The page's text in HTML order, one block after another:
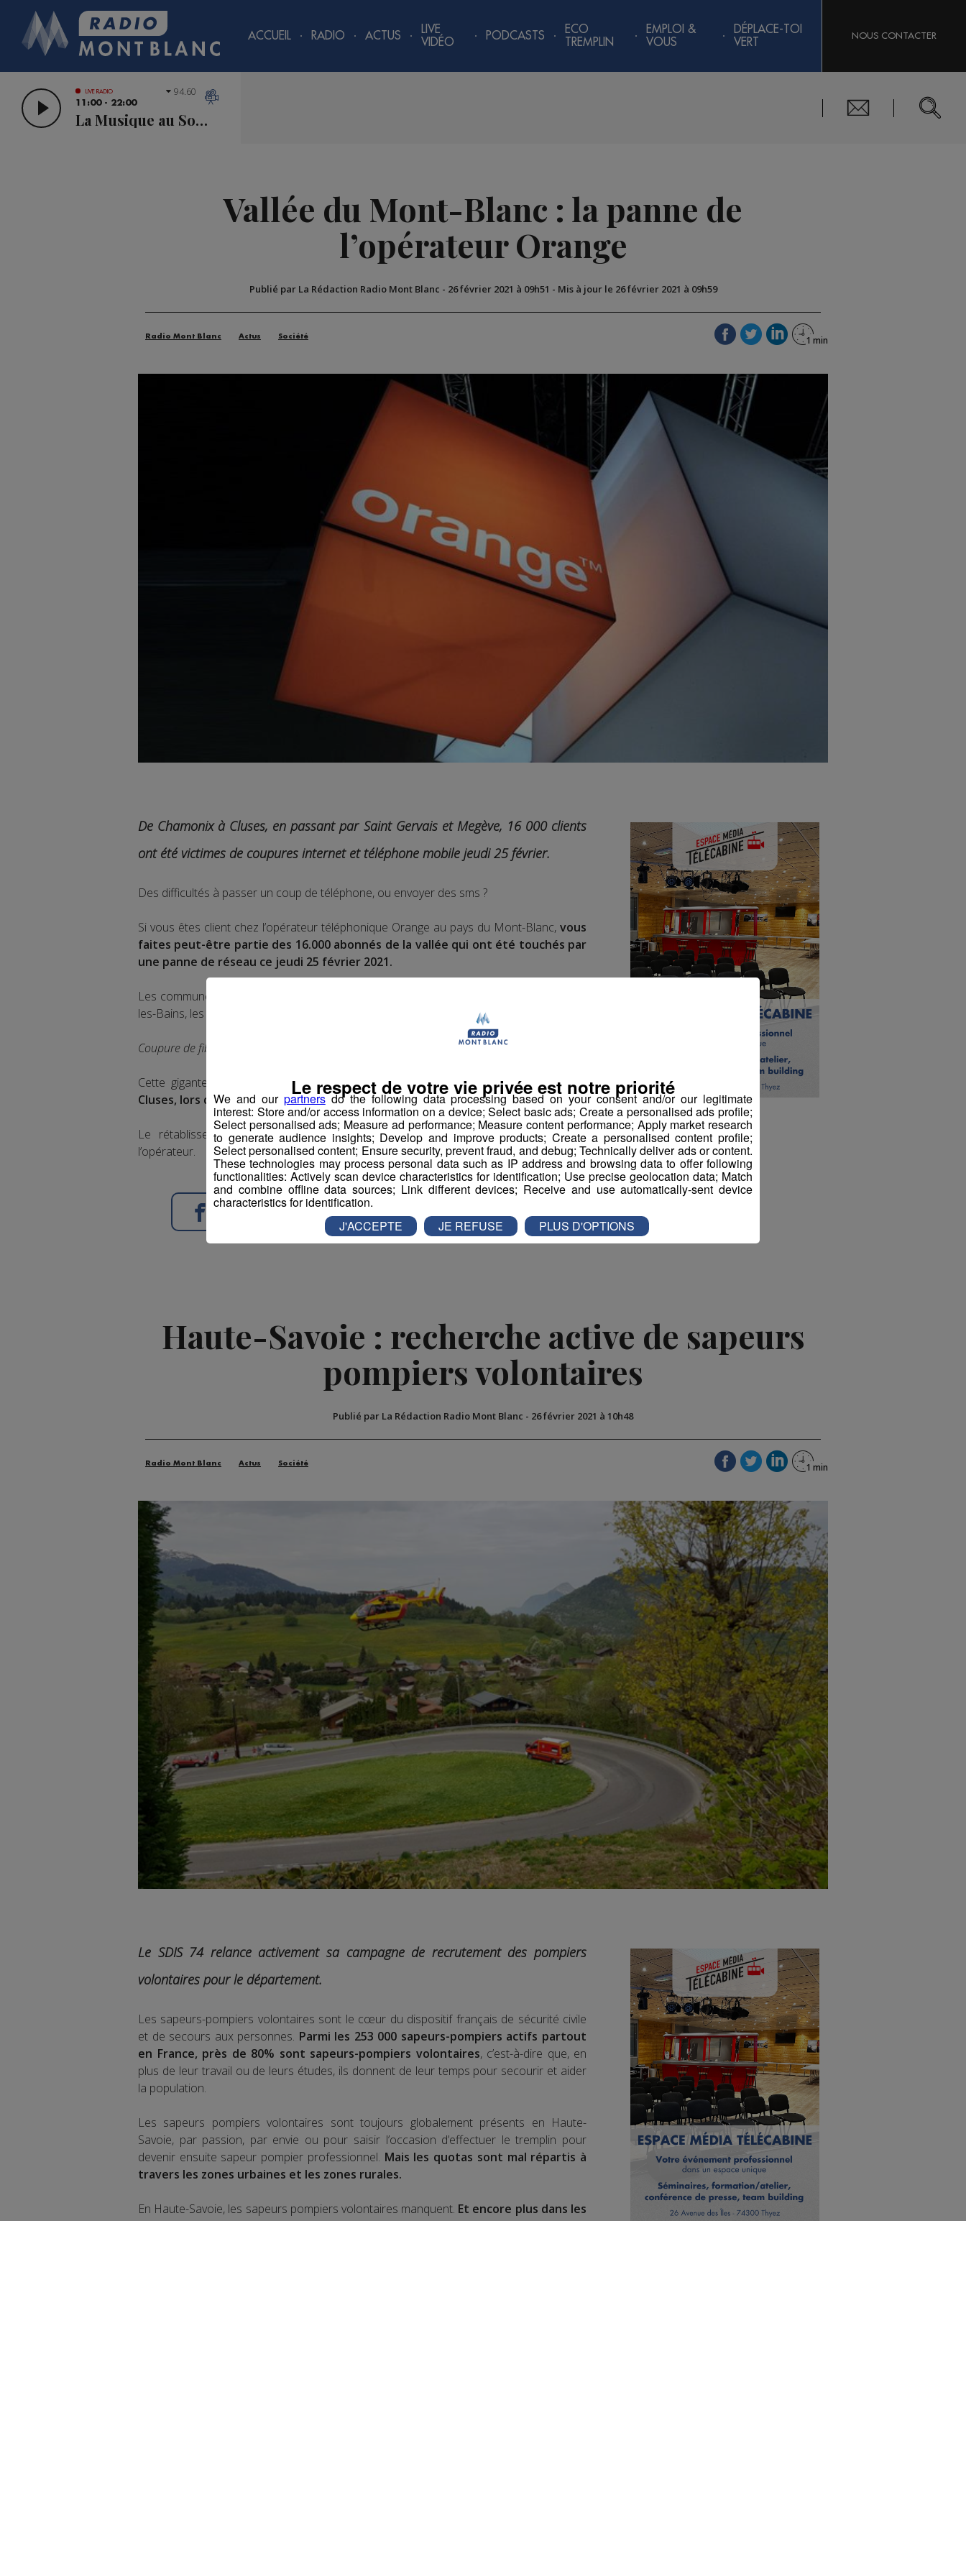
ACCUEIL RADIO ACTUS
LIVE
VIDÉO
PODCASTS
ECO
TREMPLIN
EMPLOI &
VOUS
DÉPLACE-TOI
VERT
NOUS CONTACTER
LIVE RADIO
11:00 - 22:00
La Musique au Sommet
94.60
Vallée du Mont-Blanc : la panne de
l’opérateur Orange
Publié par La Rédaction Radio Mont Blanc - 26 février 2021 à 09h51 - Mis à jour le 26 février 2021 à 09h59
Radio Mont Blanc Actus Société
De Chamonix à Cluses, en passant par Saint Gervais et Megève, 16 000 clients
ont été victimes de coupures internet et téléphone mobile jeudi 25 février.
Des difficultés à passer un coup de téléphone, ou envoyer des sms ?
Si vous êtes client chez l’opérateur téléphonique Orange au pays du Mont-Blanc, vous
faites peut-être partie des 16.000 abonnés de la vallée qui ont été touchés par
une panne de réseau ce jeudi 25 février 2021.
Les communes touchées sont Chamonix, Sallanches, Vallorcine, Megève, Saint-Gervais-
les-Bains, les Houches, les Contamines-Montjoie et Passy.
Coupure de fibre durant des travaux.
Cette gigantesque panne a été causée par une coupure de câble de la fibre à
Cluses, lors de travaux réalisés au niveau du rond-point du Mont-Blanc.
Le rétablissement du réseau était prévu pour 22 heures le jeudi soir indiquait
l’opérateur.
Partager sur Facebook
Haute-Savoie : recherche active de sapeurs
pompiers volontaires
Publié par La Rédaction Radio Mont Blanc - 26 février 2021 à 10h48
Radio Mont Blanc Actus Société
Le SDIS 74 relance activement sa campagne de recrutement des pompiers
volontaires pour le département.
Les sapeurs-pompiers volontaires sont le cœur du dispositif français de sécurité civile
et de secours aux personnes. Parmi les 253 000 sapeurs-pompiers actifs partout
en France, près de 80% sont sapeurs-pompiers volontaires, c’est-à-dire que, en
plus de leur travail ou de leurs études, ils donnent de leur temps pour secourir et aider
la population.
Les sapeurs pompiers volontaires sont toujours globalement présents en Haute-
Savoie, par passion, par envie ou pour saisir l’occasion d’effectuer le tremplin pour
devenir ensuite sapeur pompier professionnel. Mais les quotas sont mal répartis à
travers les zones urbaines et les zones rurales.
En Haute-Savoie, les sapeurs pompiers volontaires manquent. Et encore plus dans les
centres de stations en altitude comme l’explique le Lieutenant Frédéric Huart,
We and our partnersdo the following data processing based on your consent and/or our legitimate
interest: Store and/or access information on a device; Select basic ads; Create a personalised ads profile;
Select personalised ads; Measure ad performance; Measure content performance; Apply market research
to generate audience insights; Develop and improve products; Create a personalised content profile;
Select personalised content; Ensure security, prevent fraud, and debug; Technically deliver ads or content.
These technologies may process personal data such as IP address and browsing data to offer following
functionalities: Actively scan device characteristics for identification; Use precise geolocation data; Match
and combine offline data sources; Link different devices; Receive and use automatically-sent device
characteristics for identification.
Le respect de votre vie privée est notre priorité
J'ACCEPTE JE REFUSE PLUS D'OPTIONS